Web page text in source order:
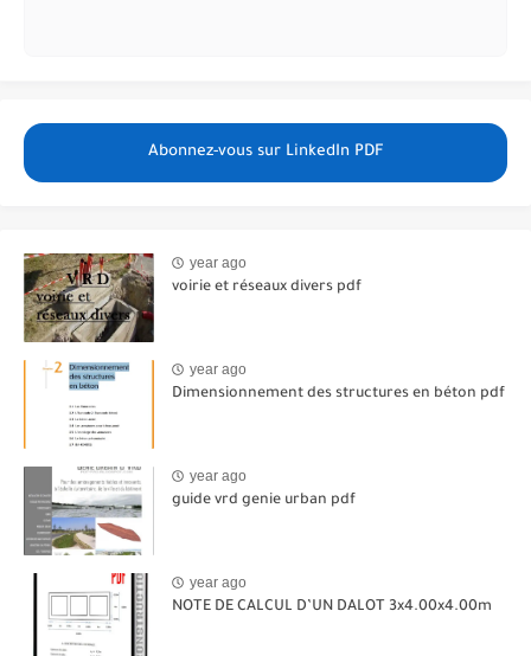
Abonnez-vous sur LinkedIn PDF
year ago
voirie et réseaux divers pdf
year ago
Dimensionnement des structures en béton pdf
year ago
guide vrd genie urban pdf
year ago
NOTE DE CALCUL D’UN DALOT 3x4.00x4.00m